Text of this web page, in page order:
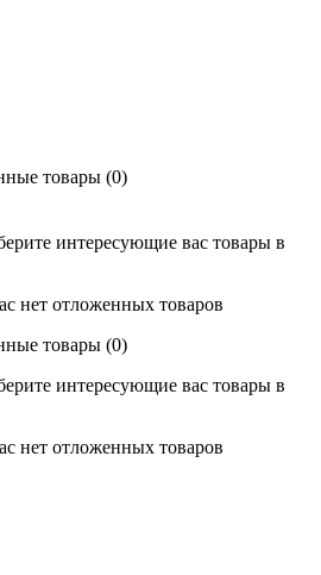
товары (0)
интересующие вас товары в
нет отложенных товаров
товары (0)
интересующие вас товары в
нет отложенных товаров